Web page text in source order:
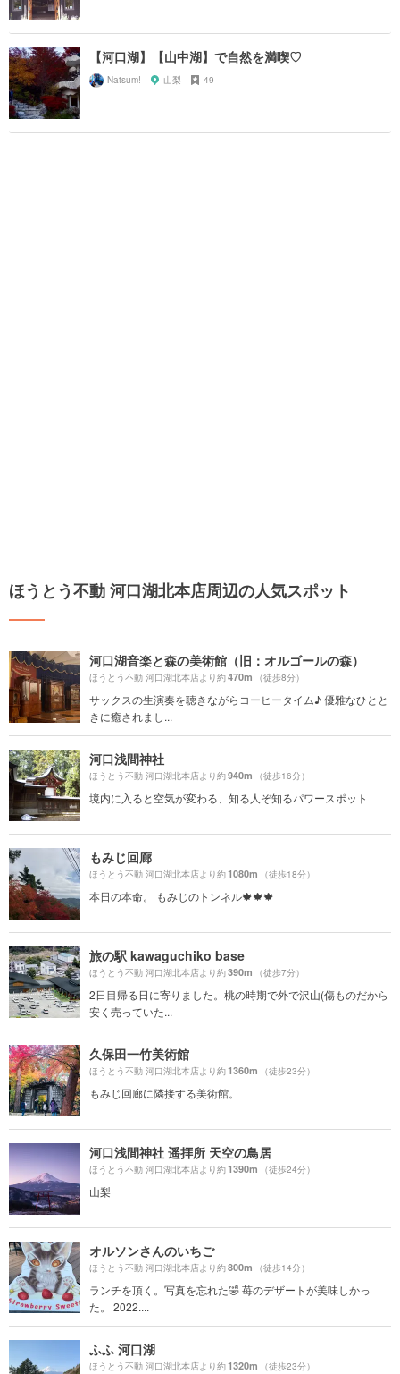
【河口湖】【山中湖】で自然を満喫♡
Natsum! 山梨 49
ほうとう不動 河口湖北本店周辺の人気スポット
河口湖音楽と森の美術館（旧：オルゴールの森）
ほうとう不動 河口湖北本店より約470m （徒歩8分）
サックスの生演奏を聴きながらコーヒータイム♪ 優雅なひとと
きに癒されまし...
河口浅間神社
ほうとう不動 河口湖北本店より約940m （徒歩16分）
境内に入ると空気が変わる、知る人ぞ知るパワースポット
もみじ回廊
ほうとう不動 河口湖北本店より約1080m （徒歩18分）
本日の本命。 もみじのトンネル🍁🍁🍁
旅の駅 kawaguchiko base
ほうとう不動 河口湖北本店より約390m （徒歩7分）
2日目帰る日に寄りました。桃の時期で外で沢山(傷ものだから
安く売っていた...
久保田一竹美術館
ほうとう不動 河口湖北本店より約1360m （徒歩23分）
もみじ回廊に隣接する美術館。
河口浅間神社 遥拝所 天空の鳥居
ほうとう不動 河口湖北本店より約1390m （徒歩24分）
山梨
オルソンさんのいちご
ほうとう不動 河口湖北本店より約800m （徒歩14分）
ランチを頂く。写真を忘れた🤣 苺のデザートが美味しかっ
た。 2022....
ふふ 河口湖
ほうとう不動 河口湖北本店より約1320m （徒歩23分）